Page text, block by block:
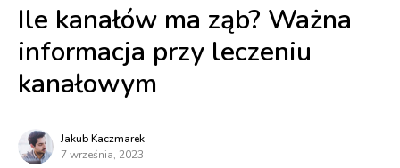
Ile kanałów ma ząb? Ważna
informacja przy leczeniu
kanałowym
Jakub Kaczmarek
7 września, 2023